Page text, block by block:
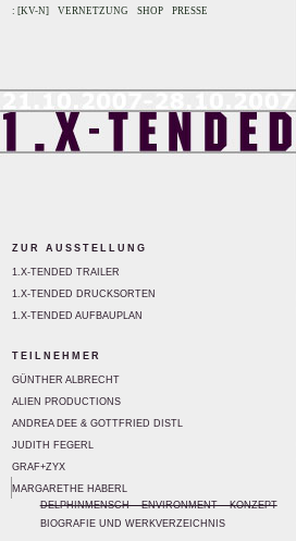
: [KV-N] VERNETZUNG SHOP PRESSE
ZUR AUSSTELLUNG
1.X-TENDED TRAILER
1.X-TENDED DRUCKSORTEN
1.X-TENDED AUFBAUPLAN
TEILNEHMER
GÜNTHER ALBRECHT
ALIEN PRODUCTIONS
ANDREA DEE & GOTTFRIED DISTL
JUDITH FEGERL
GRAF+ZYX
MARGARETHE HABERL
DELPHINMENSCH – ENVIRONMENT – KONZEPT
BIOGRAFIE UND WERKVERZEICHNIS